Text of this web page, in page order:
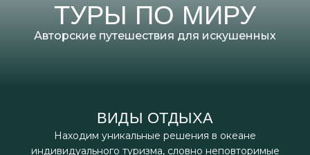
ТУРЫ ПО МИРУ
Авторские путешествия для искушенных
ВИДЫ ОТДЫХА
Находим уникальные решения в океане
индивидуального туризма, словно неповторимые